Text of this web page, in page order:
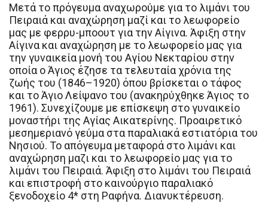
Μετά το πρόγευμα αναχωρούμε για το λιμάνι του
Πειραιά και αναχώρηση μαζί και το λεωφορείο
μας με φερρυ-μποουτ για την Αίγινα. Άφιξη στην
Αίγινα και αναχώρηση με το λεωφορείο μας για
την γυναικεία μονή του Αγίου Νεκταρίου στην
οποία ο Άγιος έζησε τα τελευταία χρόνια της
ζωής του (1846–1920) όπου βρίσκεται ο τάφος
και το Άγιο Λείψανο του (ανακηρύχθηκε Άγιος το
1961). Συνεχίζουμε με επίσκεψη στο γυναικείο
μοναστήρι της Αγίας Αικατερίνης. Προαιρετικό
μεσημεριανό γεύμα στα παραλιακά εστιατόρια του
Νησιού. Το απόγευμα μεταφορά στο λιμάνι και
αναχώρηση μαζι και το λεωφορείο μας για το
λιμάνι του Πειραιά. Άφιξη στο λιμάνι του Πειραιά
και επιστροφή στο καινούργιο παραλιακό
ξενοδοχείο 4* στη Ραφήνα. Διανυκτέρευση.